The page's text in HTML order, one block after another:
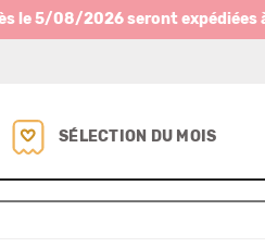
le 5/08/2026 seront expédiées
SÉLECTION DU MOIS